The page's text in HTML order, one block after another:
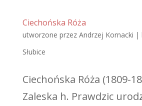
Ciechońska Róża
utworzone przez Andrzej Kornacki |
Słubice
Ciechońska Róża (1809-
Zaleska h. Prawdzic